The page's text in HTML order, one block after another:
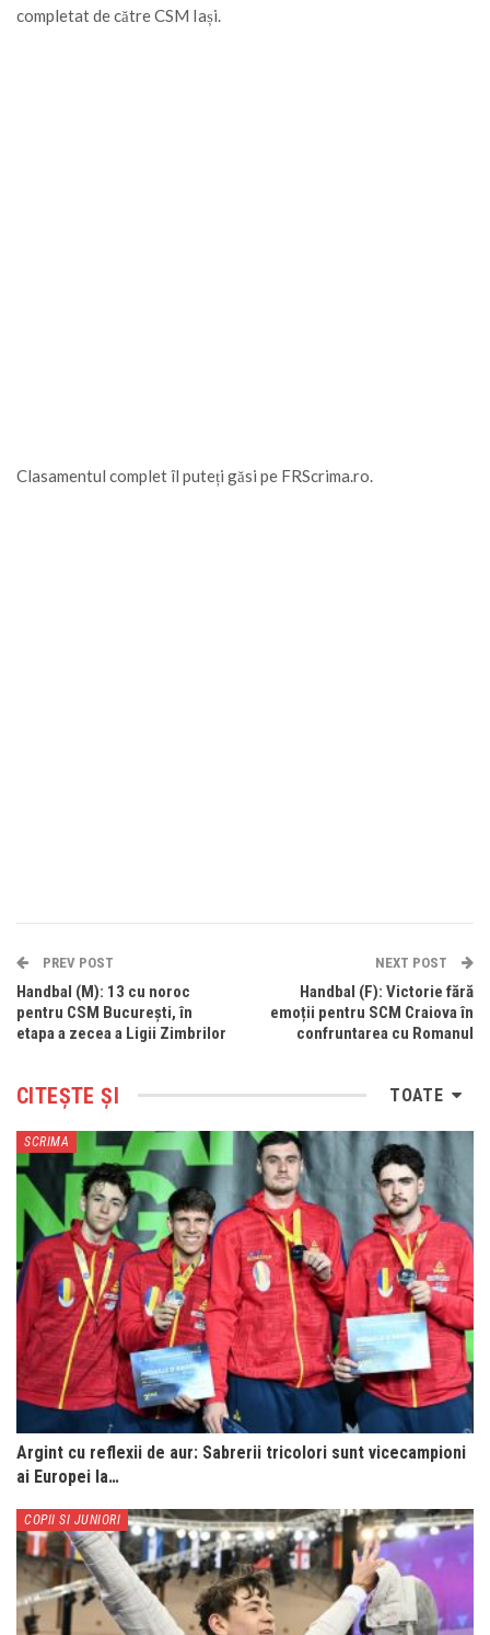
completat de către CSM Iași.
Clasamentul complet îl puteți găsi pe FRScrima.ro.
PREV POST
Handbal (M): 13 cu noroc
pentru CSM București, în
etapa a zecea a Ligii Zimbrilor
NEXT POST
Handbal (F): Victorie fără
emoții pentru SCM Craiova în
confruntarea cu Romanul
TOATE
CITEȘTE ȘI
SCRIMA
Argint cu reflexii de aur: Sabrerii tricolori sunt vicecampioni
ai Europei la…
COPII SI JUNIORI